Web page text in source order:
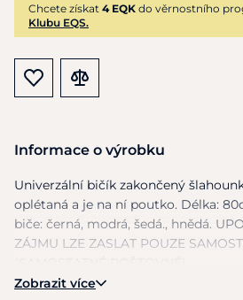
Chcete získat 4 EQK do věrnostního
Klubu EQS.
Informace o výrobku
Univerzální bičík zakončený
oplétaná a je na ní poutko. Délka:
biče: černá, modrá, šedá., hnědá.
ZÁJMU LZE ZASLAT POUZE
Zobrazit více